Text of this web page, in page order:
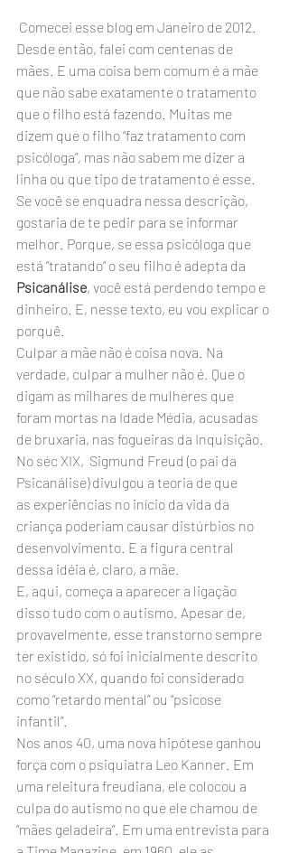
Comecei esse blog em Janeiro de 2012.
Desde então, falei com centenas de
mães. E uma coisa bem comum é a mãe
que não sabe exatamente o tratamento
que o filho está fazendo. Muitas me
dizem que o filho “faz tratamento com
psicóloga”, mas não sabem me dizer a
linha ou que tipo de tratamento é esse.
Se você se enquadra nessa descrição,
gostaria de te pedir para se informar
melhor. Porque, se essa psicóloga que
está “tratando” o seu filho é adepta da
Psicanálise, você está perdendo tempo e
dinheiro. E, nesse texto, eu vou explicar o
porquê.
Culpar a mãe não é coisa nova. Na
verdade, culpar a mulher não é. Que o
digam as milhares de mulheres que
foram mortas na Idade Média, acusadas
de bruxaria, nas fogueiras da Inquisição.
No séc XIX,  Sigmund Freud (o pai da
Psicanálise) divulgou a teoria de que
as experiências no início da vida da
criança poderiam causar distúrbios no
desenvolvimento. E a figura central
dessa idéia é, claro, a mãe.
E, aqui, começa a aparecer a ligação
disso tudo com o autismo. Apesar de,
provavelmente, esse transtorno sempre
ter existido, só foi inicialmente descrito
no século XX, quando foi considerado
como “retardo mental” ou “psicose
infantil”.
Nos anos 40, uma nova hipótese ganhou
força com o psiquiatra Leo Kanner. Em
uma releitura freudiana, ele colocou a
culpa do autismo no que ele chamou de
“mães geladeira”. Em uma entrevista para